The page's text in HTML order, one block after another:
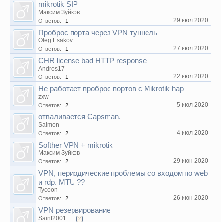
mikrotik SIP
Максим Зуйков
Ответов: 1 29 июл 2020
Проброс порта через VPN туннель
Oleg Esakov
Ответов: 1 27 июл 2020
CHR license bad HTTP response
Andros17
Ответов: 1 22 июл 2020
Не работает проброс портов с Mikrotik hap
zxw
Ответов: 2 5 июл 2020
отваливается Capsman.
Saimon
Ответов: 2 4 июл 2020
Softher VPN + mikrotik
Максим Зуйков
Ответов: 2 29 июн 2020
VPN, периодические проблемы со входом по web
и rdp. MTU ??
Tycoon
Ответов: 2 26 июн 2020
VPN резервирование
Saint2001 ... 2